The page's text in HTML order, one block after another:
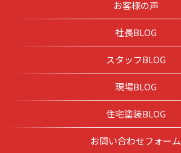
お客様の声
社長BLOG
スタッフBLOG
現場BLOG
住宅塗装BLOG
お問い合わせフォーム